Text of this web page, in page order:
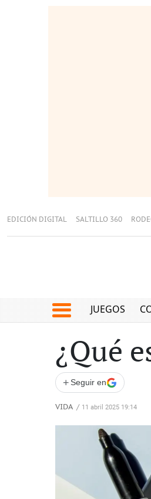
EDICIÓN DIGITAL SALTILLO 360
JUEGOS
¿Qué
+ Seguir en
VIDA / 11 abril 2025 19:14